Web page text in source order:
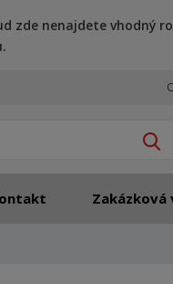
nenajdete vhodný
Zakázková